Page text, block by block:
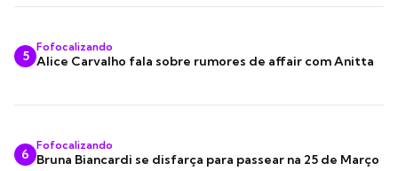
5
Fofocalizando
Alice Carvalho fala sobre rumores de affair com Anitta
6
Fofocalizando
Bruna Biancardi se disfarça para passear na 25 de Março